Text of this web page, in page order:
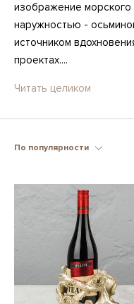
изображение морского
наружностью -
источником
проектах....
Читать целиком
По популярности